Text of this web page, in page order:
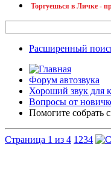
Торгуешься в Личке -
Расширенный
Форум автозвука
Хороший звук для
Вопросы от
Помогите собрать
Страница 1 из 4 1 234